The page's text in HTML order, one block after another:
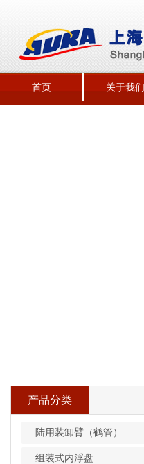
首页 关于我们
产品分类
陆用装卸臂（鹤管）
组装式内浮盘